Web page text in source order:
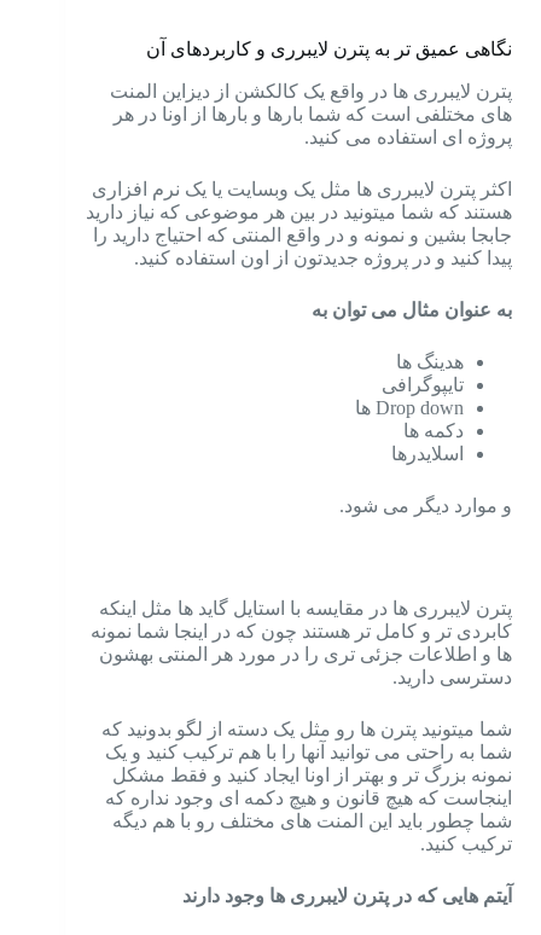
نگاهی عمیق تر به پترن لایبرری و کاربردهای آن
پترن لایبرری ها در واقع یک کالکشن از دیزاین المنت
های مختلفی است که شما بارها و بارها از اونا در هر
پروژه ای استفاده می کنید.
اکثر پترن لایبرری ها مثل یک وبسایت یا یک نرم افزاری
هستند که شما میتونید در بین هر موضوعی که نیاز دارید
جابجا بشین و نمونه و در واقع المنتی که احتیاج دارید را
پیدا کنید و در پروژه جدیدتون از اون استفاده کنید.
به عنوان مثال می توان به
هدینگ ها
تایپوگرافی
Drop down ها
دکمه ها
اسلایدرها
و موارد دیگر می شود.
پترن لایبرری ها در مقایسه با استایل گاید ها مثل اینکه
کابردی تر و کامل تر هستند چون که در اینجا شما نمونه
ها و اطلاعات جزئی تری را در مورد هر المنتی بهشون
دسترسی دارید.
شما میتونید پترن ها رو مثل یک دسته از لگو بدونید که
شما به راحتی می توانید آنها را با هم ترکیب کنید و یک
نمونه بزرگ تر و بهتر از اونا ایجاد کنید و فقط مشکل
اینجاست که هیچ قانون و هیچ دکمه ای وجود نداره که
شما چطور باید این المنت های مختلف رو با هم دیگه
ترکیب کنید.
آیتم هایی که در پترن لایبرری ها وجود دارند